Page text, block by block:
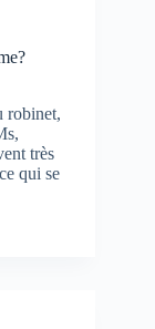
robinet,
très
qui se